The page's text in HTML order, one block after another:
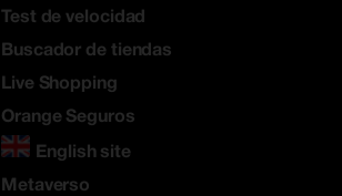
Test de velocidad
Buscador de tiendas
Live Shopping
Orange Seguros
English site
Metaverso